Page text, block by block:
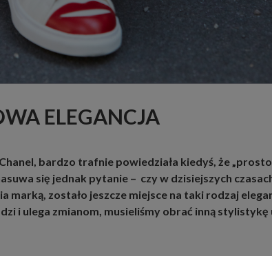
ELEGANCJA
bardzo trafnie powiedziała kiedyś, że„
się jednak pytanie – czy w dzisiejszych
marką, zostało jeszcze miejsce na taki rodzaj
i ulega zmianom, musieliśmy obrać inną stylistykę